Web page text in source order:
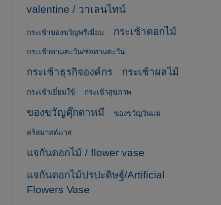
valentine / วาเลนไทน์
กระเช้าของขวัญพรีเมี่ยม กระเช้าดอกไม้
กระเช้าทานตะวัน/ช่อทานตะวัน
กระเช้าธุรกิจองค์กร กระเช้าผลไม้
กระเช้าเยี่ยมใข้ กระเช้าสุขภาพ
ของขวัญตุ๊กตาหมี ของขวัญวันแม่
คริสมาสต์มาส
แจกันดอกไม้ / flower vase
แจกันดอกไม้ปรปะดิษฐ์/Artificial
Flowers Vase